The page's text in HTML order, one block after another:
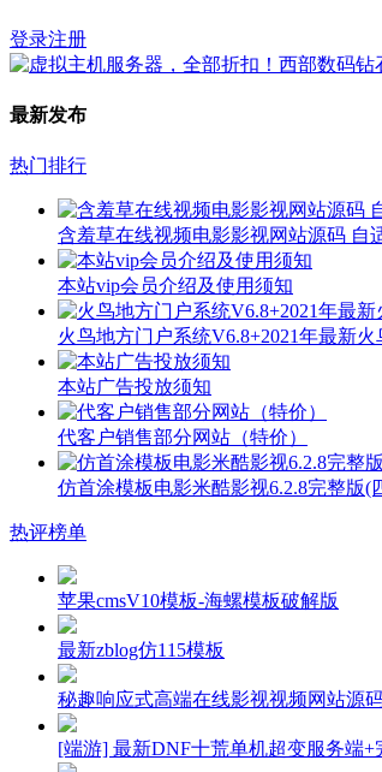
登录注册
最新发布
热门排行
含羞草在线视频电影影视网站源码 自
本站vip会员介绍及使用须知
火鸟地方门户系统V6.8+2021年最新
本站广告投放须知
代客户销售部分网站（特价）
仿首涂模板电影米酷影视6.2.8完整版(
热评榜单
苹果cmsV10模板-海螺模板破解版
最新zblog仿115模板
秘趣响应式高端在线影视视频网站源
[端游] 最新DNF十荒单机超变服务端